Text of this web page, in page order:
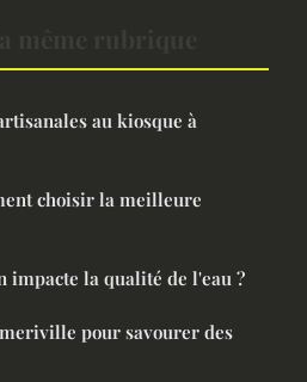
au kiosque à
choisir la meilleure
impacte la qualité de l'eau ?
pour savourer des